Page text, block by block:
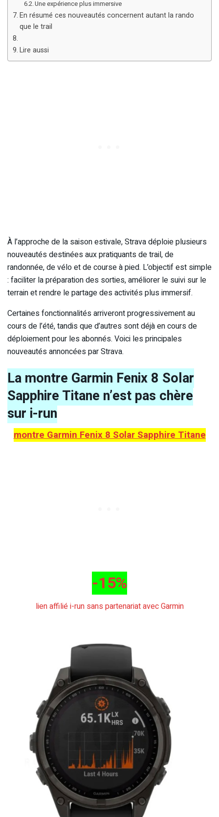
Une expérience plus immersive
En résumé ces nouveautés concernent autant la rando
que le trail
Lire aussi
À l’approche de la saison estivale, Strava déploie plusieurs
nouveautés destinées aux pratiquants de trail, de
randonnée, de vélo et de course à pied. L’objectif est simple
: faciliter la préparation des sorties, améliorer le suivi sur le
terrain et rendre le partage des activités plus immersif.
Certaines fonctionnalités arriveront progressivement au
cours de l’été, tandis que d’autres sont déjà en cours de
déploiement pour les abonnés. Voici les principales
nouveautés annoncées par Strava.
La montre Garmin Fenix 8 Solar
Sapphire Titane n’est pas chère
sur i-run
montre Garmin Fenix 8 Solar Sapphire Titane
-15%
lien affilié i-run sans partenariat avec Garmin